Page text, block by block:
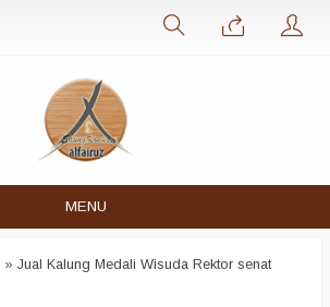
MENU
» Jual Kalung Medali Wisuda Rektor senat